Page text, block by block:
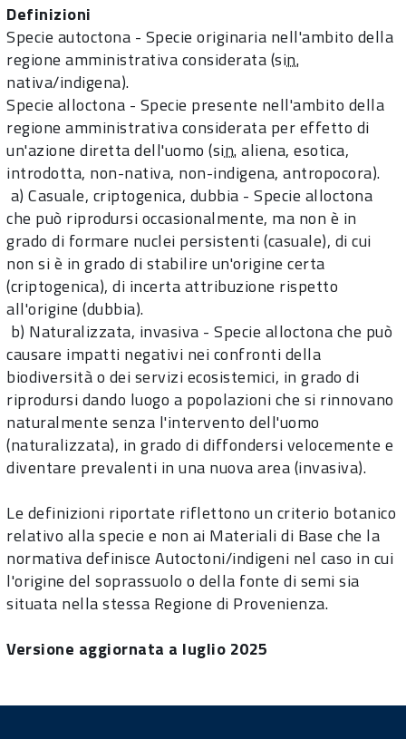
Definizioni
Specie autoctona - Specie originaria nell'ambito della
regione amministrativa considerata (sin.
nativa/indigena).
Specie alloctona - Specie presente nell'ambito della
regione amministrativa considerata per effetto di
un'azione diretta dell'uomo (sin.aliena, esotica,
introdotta, non-nativa, non-indigena, antropocora).
a) Casuale, criptogenica, dubbia - Specie alloctona
che può riprodursi occasionalmente, ma non è in
grado di formare nuclei persistenti (casuale), di cui
non si è in grado di stabilire un'origine certa
(criptogenica), di incerta attribuzione rispetto
all'origine (dubbia).
b) Naturalizzata, invasiva - Specie alloctona che può
causare impatti negativi nei confronti della
biodiversità o dei servizi ecosistemici, in grado di
riprodursi dando luogo a popolazioni che si rinnovano
naturalmente senza l'intervento dell'uomo
(naturalizzata), in grado di diffondersi velocemente e
diventare prevalenti in una nuova area (invasiva).
Le definizioni riportate riflettono un criterio botanico
relativo alla specie e non ai Materiali di Base che la
normativa definisce Autoctoni/indigeni nel caso in cui
l'origine del soprassuolo o della fonte di semi sia
situata nella stessa Regione di Provenienza.
Versione aggiornata a luglio 2025